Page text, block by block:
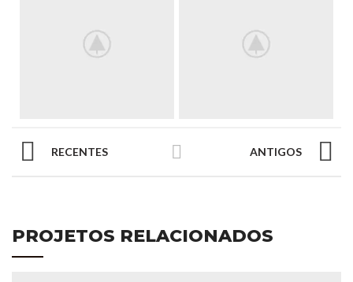
RECENTES ANTIGOS
PROJETOS RELACIONADOS